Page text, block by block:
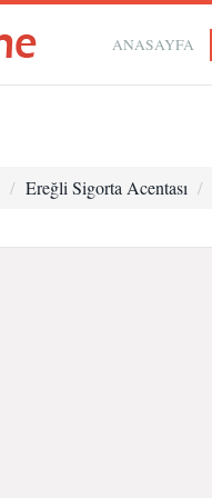
ANASAYFA
Ereğli Sigorta Acentası